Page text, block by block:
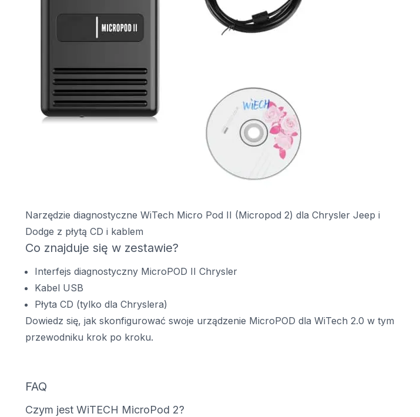
Narzędzie diagnostyczne WiTech Micro Pod II (Micropod 2) dla Chrysler Jeep i
Dodge z płytą CD i kablem
Co znajduje się w zestawie?
Interfejs diagnostyczny MicroPOD II Chrysler
Kabel USB
Płyta CD (tylko dla Chryslera)
Dowiedz się, jak skonfigurować swoje urządzenie MicroPOD dla WiTech 2.0 w tym
przewodniku krok po kroku.
FAQ
Czym jest WiTECH MicroPod 2?